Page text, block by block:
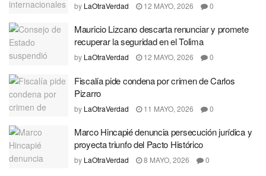
by LaOtraVerdad 12 MAYO, 2026 0
Mauricio Lizcano descarta renunciar y promete
recuperar la seguridad en el Tolima
by LaOtraVerdad 12 MAYO, 2026 0
Fiscalía pide condena por crimen de Carlos
Pizarro
by LaOtraVerdad 11 MAYO, 2026 0
Marco Hincapié denuncia persecución jurídica y
proyecta triunfo del Pacto Histórico
by LaOtraVerdad 8 MAYO, 2026 0